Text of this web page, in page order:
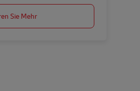
Sie Mehr